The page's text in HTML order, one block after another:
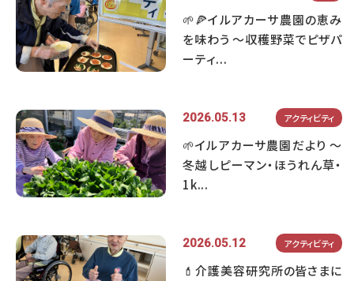
🌱🍕イルアカーサ農園の恵み
を味わう ～収穫野菜でピザパ
ーティ...
2026.05.13 アクティビティ
🌱イルアカーサ農園だより ～
冬越しピーマン・ほうれん草・
1k...
2026.05.12 アクティビティ
💄介護美容研究所の皆さまに